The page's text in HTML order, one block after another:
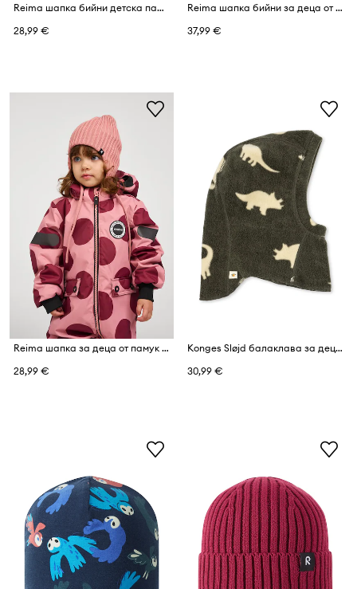
Reima шапка бийни детска памучна Hattara
28,99 €
Reima шапка бийни за деца от мериносова вълна Reissari
37,99 €
Reima шапка за деца от памук Ylos
28,99 €
Konges Sløjd балаклава за деца от полар TAVI FLEECE BALACLAVA GRS
30,99 €